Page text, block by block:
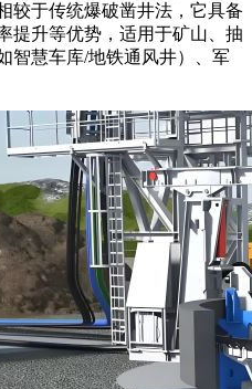
较于传统爆破凿井法，它具备
提升等优势，适用于矿山、抽
智慧车库/地铁通风井）、军